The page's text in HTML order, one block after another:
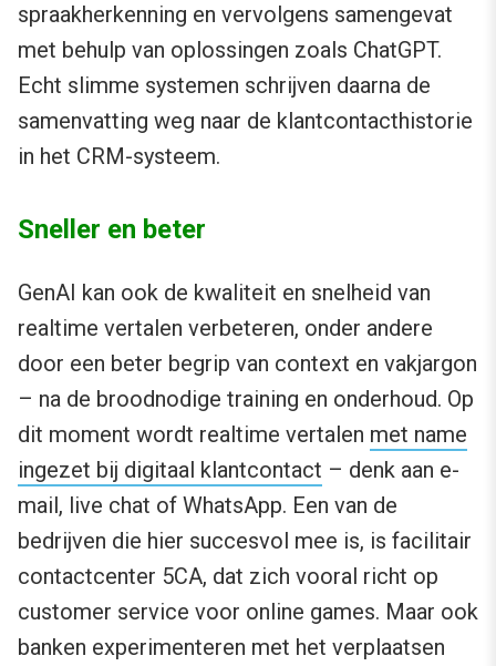
spraakherkenning en vervolgens samengevat
met behulp van oplossingen zoals ChatGPT.
Echt slimme systemen schrijven daarna de
samenvatting weg naar de klantcontacthistorie
in het CRM-systeem.
Sneller en beter
GenAI kan ook de kwaliteit en snelheid van
realtime vertalen verbeteren, onder andere
door een beter begrip van context en vakjargon
– na de broodnodige training en onderhoud. Op
dit moment wordt realtime vertalen met name
ingezet bij digitaal klantcontact – denk aan e-
mail, live chat of WhatsApp. Een van de
bedrijven die hier succesvol mee is, is facilitair
contactcenter 5CA, dat zich vooral richt op
customer service voor online games. Maar ook
banken experimenteren met het verplaatsen